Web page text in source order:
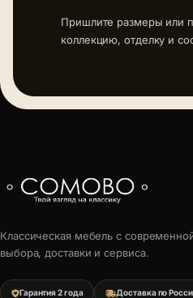
Пришлите размеры или
коллекцию, отделку и
Классическая мебель с
выбора, доставки и сервиса.
Гарантия 2 года Доставка по